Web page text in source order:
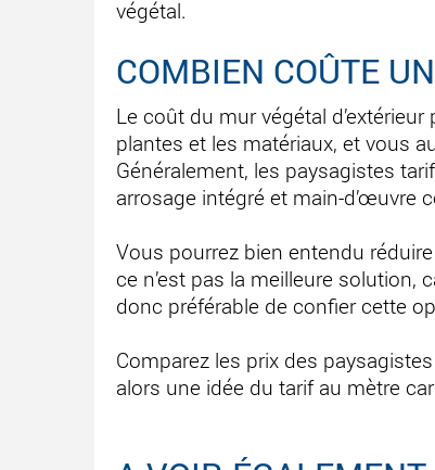
végétal.
COMBIEN COÛTE
Le coût du mur végétal
plantes et les matériaux, et vous
Généralement, les paysagistes
arrosage intégré et main-d’œuvre
Vous pourrez bien entendu
ce n’est pas la meilleure solution,
donc préférable de confier cette
Comparez les prix des
alors une idée du tarif au mètre